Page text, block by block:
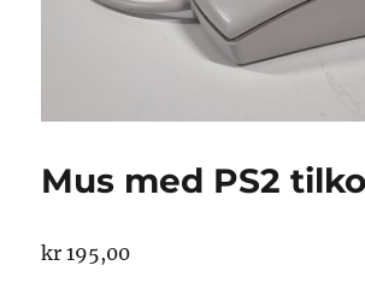
Mus med PS2
kr 195,00